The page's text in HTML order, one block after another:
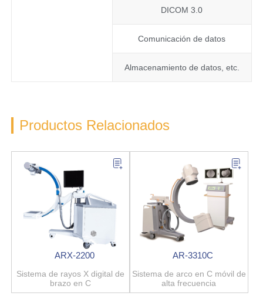
DICOM 3.0
Comunicación de datos
Almacenamiento de datos, etc.
Productos Relacionados
ARX-2200
Sistema de rayos X digital de
brazo en C
AR-3310C
Sistema de arco en C móvil de
alta frecuencia